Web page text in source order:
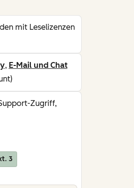
mit Leselizenzen
, E-Mail und Chat
Zugriff,
3